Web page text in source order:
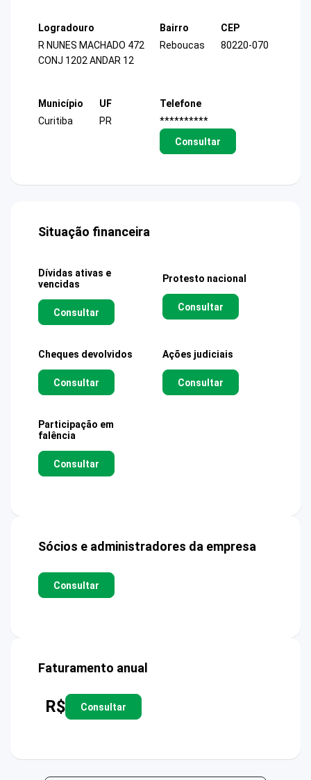
Logradouro
R NUNES MACHADO 472
CONJ 1202 ANDAR 12
Bairro
Reboucas
CEP
80220-070
Município
Curitiba
UF
PR
Telefone
**********
Consultar
Situação financeira
Dívidas ativas e
vencidas
Consultar
Protesto nacional
Consultar
Cheques devolvidos
Consultar
Ações judiciais
Consultar
Participação em
falência
Consultar
Sócios e administradores da empresa
Consultar
Faturamento anual
R$ Consultar